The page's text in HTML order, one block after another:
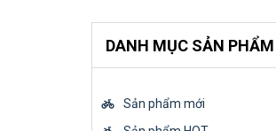
DANH MỤC SẢN PHẨM
Sản phẩm mới